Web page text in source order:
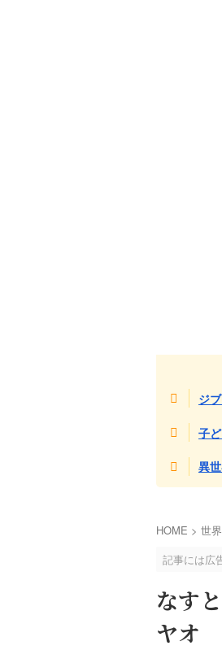
ジ
子
異
HOME > 世
記事には広
なす
ヤオ